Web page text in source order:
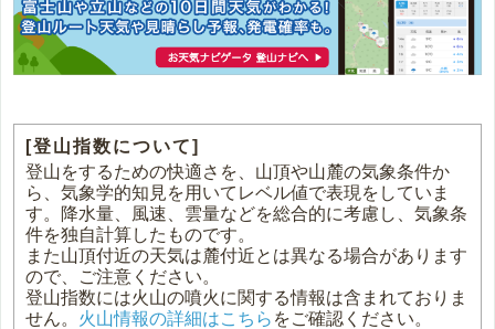
[登山指数について]
登山をするための快適さを、山頂や山麓の気象条件か
ら、気象学的知見を用いてレベル値で表現をしていま
す。降水量、風速、雲量などを総合的に考慮し、気象条
件を独自計算したものです。
また山頂付近の天気は麓付近とは異なる場合があります
ので、ご注意ください。
登山指数には火山の噴火に関する情報は含まれておりま
せん。 火山情報の詳細はこちら をご確認ください。